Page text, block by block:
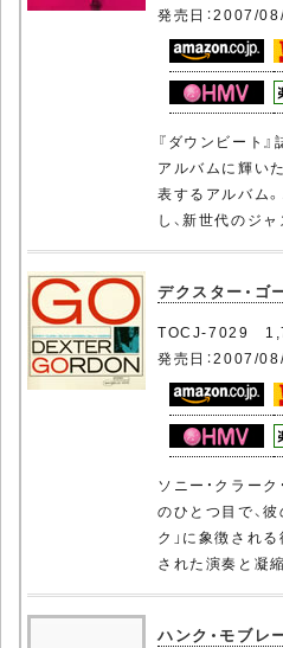
発売日：2007/
『ダウンビート
アルバムに輝い
表するアルバム
し、新世代のジ
デクスター・
TOCJ-7029
発売日：2007/
ソニー・クラー
のひとつ目で、彼
ク」に象徴され
された演奏と凝
ハンク・モブレ